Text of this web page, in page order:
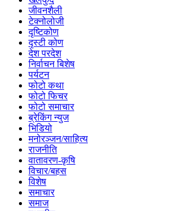
जीवनशैली
टेक्नोलोजी
दृष्टिकोण
दृस्टी कोण
देश परदेश
निर्वाचन बिशेष
पर्यटन
फोटो कथा
फोटो फिचर
फोटो समाचार
ब्रेकिंग न्युज
भिडियो
मनोरञ्जन/साहित्य
राजनीति
वातावरण-कृषि
विचार/बहस
विशेष
समाचार
समाज